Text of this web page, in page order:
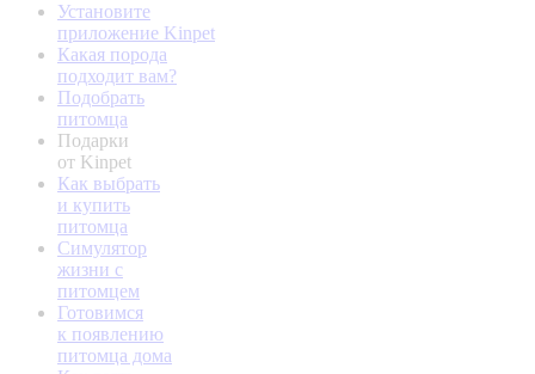
Установите
приложение Kinpet
Какая порода
подходит вам?
Подобрать
питомца
Подарки
от Kinpet
Как выбрать
и купить
питомца
Симулятор
жизни с
питомцем
Готовимся
к появлению
питомца дома